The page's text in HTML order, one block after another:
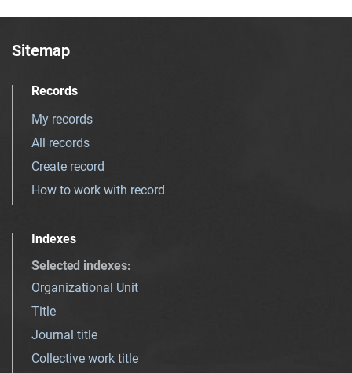
Sitemap
Records
My records
All records
Create record
How to work with record
Indexes
Selected indexes:
Organizational Unit
Title
Journal title
Collective work title